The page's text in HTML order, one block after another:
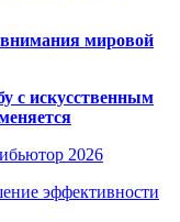
внимания мировой
с искусственным
2026
эффективности